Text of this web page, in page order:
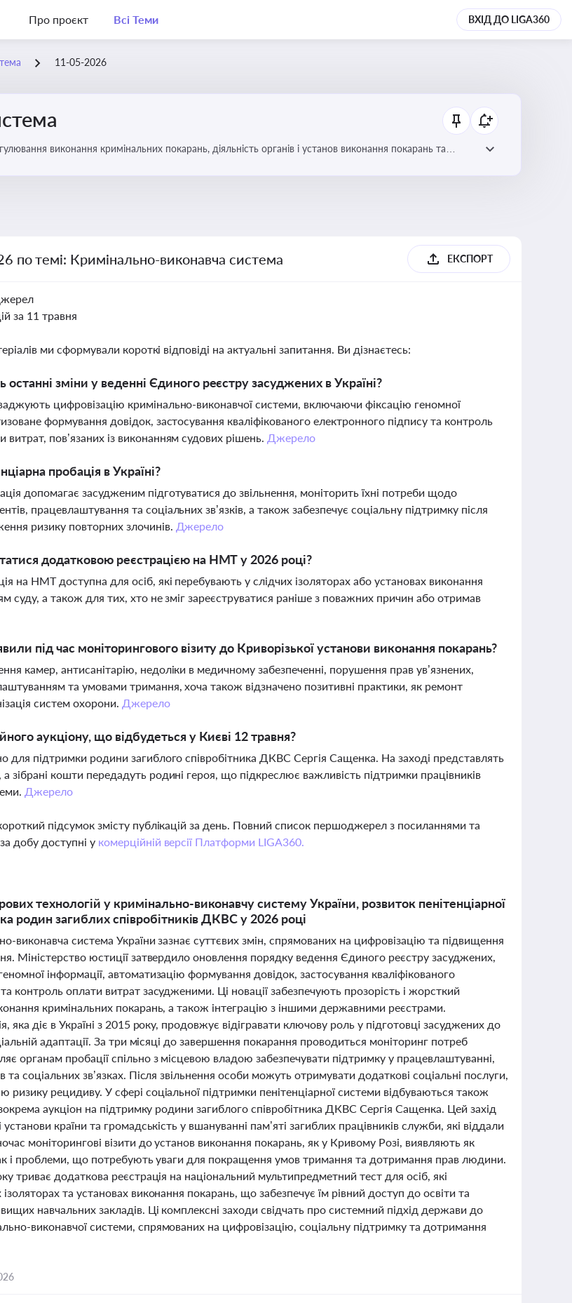
Про проєкт Всі Теми ВХІД ДО LIGA360
11-05-2026
виконання кримінальних покарань, діяльність органів і установ виконання покарань та
по темі: Кримінально-виконавча система ЕКСПОРТ
за 11 травня
ми сформували короткі відповіді на актуальні запитання. Ви дізнаєтесь:
зміни у веденні Єдиного реєстру засуджених в Україні?
цифровізацію кримінально-виконавчої системи, включаючи фіксацію геномної
формування довідок, застосування кваліфікованого електронного підпису та контроль
пов’язаних із виконанням судових рішень. Джерело
пробація в Україні?
допомагає засудженим підготуватися до звільнення, моніторить їхні потреби щодо
працевлаштування та соціальних зв’язків, а також забезпечує соціальну підтримку після
ризику повторних злочинів. Джерело
додатковою реєстрацією на НМТ у 2026 році?
на НМТ доступна для осіб, які перебувають у слідчих ізоляторах або установах виконання
суду, а також для тих, хто не зміг зареєструватися раніше з поважних причин або отримав
під час моніторингового візиту до Криворізької установи виконання покарань?
камер, антисанітарію, недоліки в медичному забезпеченні, порушення прав ув’язнених,
та умовами тримання, хоча також відзначено позитивні практики, як ремонт
систем охорони. Джерело
аукціону, що відбудеться у Києві 12 травня?
для підтримки родини загиблого співробітника ДКВС Сергія Сащенка. На заході представлять
зібрані кошти передадуть родині героя, що підкреслює важливість підтримки працівників
Джерело
підсумок змісту публікацій за день. Повний список першоджерел з посиланнями та
добу доступні у комерційній версії Платформи LIGA360.
технологій у кримінально-виконавчу систему України, розвиток пенітенціарної
родин загиблих співробітників ДКВС у 2026 році
виконавча система України зазнає суттєвих змін, спрямованих на цифровізацію та підвищення
Міністерство юстиції затвердило оновлення порядку ведення Єдиного реєстру засуджених,
інформації, автоматизацію формування довідок, застосування кваліфікованого
контроль оплати витрат засудженими. Ці новації забезпечують прозорість і жорсткий
кримінальних покарань, а також інтеграцію з іншими державними реєстрами.
яка діє в Україні з 2015 року, продовжує відігравати ключову роль у підготовці засуджених до
адаптації. За три місяці до завершення покарання проводиться моніторинг потреб
органам пробації спільно з місцевою владою забезпечувати підтримку у працевлаштуванні,
та соціальних зв’язках. Після звільнення особи можуть отримувати додаткові соціальні послуги,
рецидиву. У сфері соціальної підтримки пенітенціарної системи відбуваються також
зокрема аукціон на підтримку родини загиблого співробітника ДКВС Сергія Сащенка. Цей захід
установи країни та громадськість у вшануванні пам’яті загиблих працівників служби, які віддали
моніторингові візити до установ виконання покарань, як у Кривому Розі, виявляють як
і проблеми, що потребують уваги для покращення умов тримання та дотримання прав людини.
триває додаткова реєстрація на національний мультипредметний тест для осіб, які
та установах виконання покарань, що забезпечує їм рівний доступ до освіти та
навчальних закладів. Ці комплексні заходи свідчать про системний підхід держави до
виконавчої системи, спрямованих на цифровізацію, соціальну підтримку та дотримання